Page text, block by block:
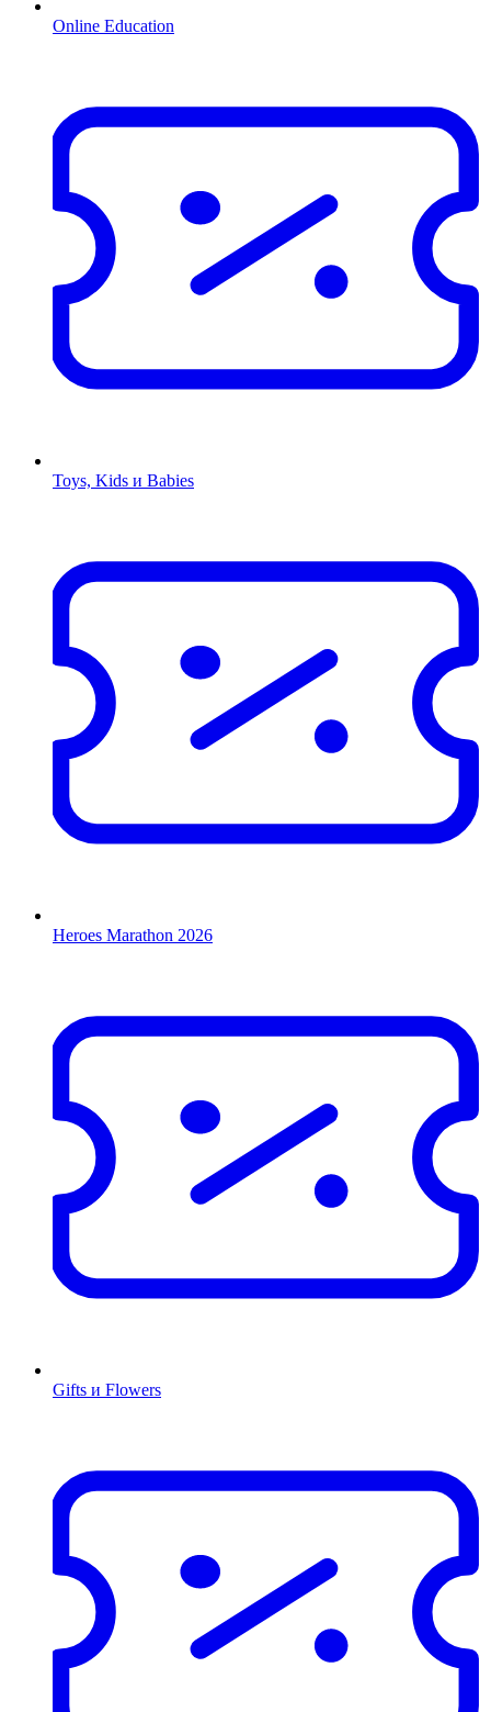
Online Education
Toys, Kids и Babies
Heroes Marathon 2026
Gifts и Flowers